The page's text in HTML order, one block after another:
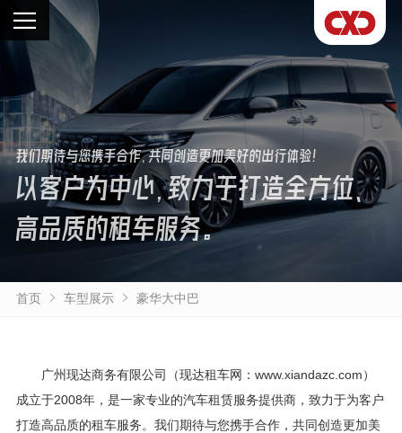
我们期待与您携手合作，共同创造更加美好的出行体验！
以客户为中心，致力于打造全方位、
高品质的租车服务。
首页 车型展示 豪华大中巴
广州现达商务有限公司（现达租车网：www.xiandazc.com）
成立于2008年，是一家专业的汽车租赁服务提供商，致力于为客户
打造高品质的租车服务。我们期待与您携手合作，共同创造更加美